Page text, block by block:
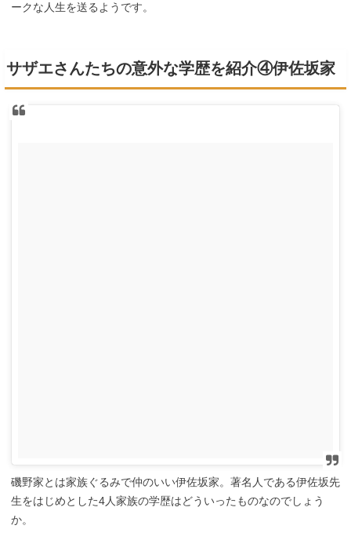
ークな人生を送るようです。
サザエさんたちの意外な学歴を紹介④伊佐坂家
磯野家とは家族ぐるみで仲のいい伊佐坂家。著名人である伊佐坂先
生をはじめとした4人家族の学歴はどういったものなのでしょう
か。